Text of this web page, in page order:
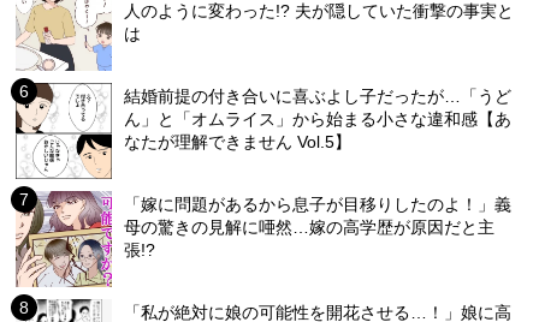
人のように変わった!? 夫が隠していた衝撃の事実と
は
結婚前提の付き合いに喜ぶよし子だったが…「うど
ん」と「オムライス」から始まる小さな違和感【あ
なたが理解できません Vol.5】
「嫁に問題があるから息子が目移りしたのよ！」義
母の驚きの見解に唖然…嫁の高学歴が原因だと主
張!?
「私が絶対に娘の可能性を開花させる…！」娘に高